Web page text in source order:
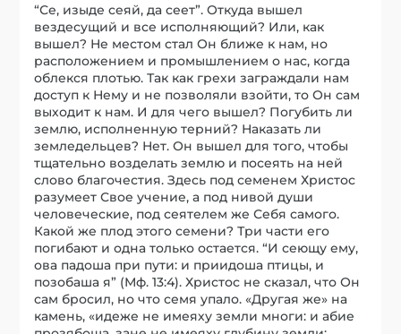
“Се, изыде сеяй, да сеет”. Откуда вышел
вездесущий и все исполняющий? Или, как
вышел? Не местом стал Он ближе к нам, но
расположением и промышлением о нас, когда
облекся плотью. Так как грехи заграждали нам
доступ к Нему и не позволяли взойти, то Он сам
выходит к нам. И для чего вышел? Погубить ли
землю, исполненную терний? Наказать ли
земледельцев? Нет. Он вышел для того, чтобы
тщательно возделать землю и посеять на ней
слово благочестия. Здесь под семенем Христос
разумеет Свое учение, а под нивой души
человеческие, под сеятелем же Себя самого.
Какой же плод этого семени? Три части его
погибают и одна только остается. “И сеющу ему,
ова падоша при пути: и приидоша птицы, и
позобаша я” (Мф. 13:4). Христос не сказал, что Он
сам бросил, но что семя упало. «Другая же» на
камень, «идеже не имеяху земли многи: и абие